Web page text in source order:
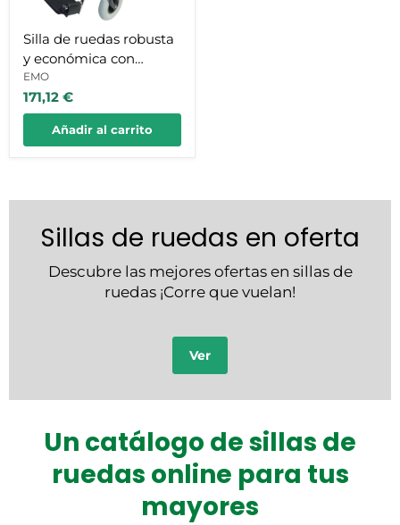
Silla de ruedas robusta
y económica con
reposabrazos y
reposapiés
EMO
171,12 €
Añadir al carrito
Sillas de ruedas en oferta
Descubre las mejores ofertas en sillas de
ruedas ¡Corre que vuelan!
Ver
Un catálogo de sillas de
ruedas online para tus
mayores